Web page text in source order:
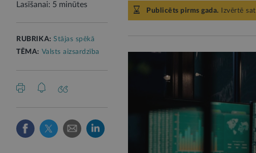
Lasīšanai: 5 minūtes
RUBRIKA:Stājas spēkā
TĒMA: Valsts aizsardzība
Publicēts pirms gada. Izvērtē